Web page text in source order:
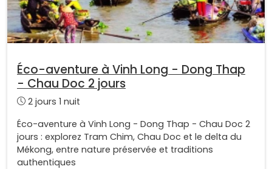
Éco-aventure à Vinh Long - Dong Thap
- Chau Doc 2 jours
2 jours 1 nuit
Éco-aventure à Vinh Long - Dong Thap - Chau Doc 2
jours : explorez Tram Chim, Chau Doc et le delta du
Mékong, entre nature préservée et traditions
authentiques